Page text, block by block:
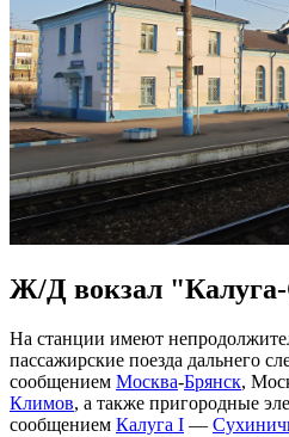
Ж/Д вокзал
На станции имеют
пассажирские поезда дальнего
сообщением Москва-Брянск,
Климов, а также пригородные
сообщением Калуга I —